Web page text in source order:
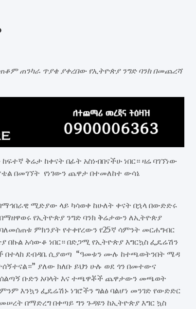
ጠንካራ ጥያቄ ያቀረበው የኢትዮጵያ ንግድ ባንክ በመጨረሻ
ቅሬታ ከቀናት በፊት አስነብበናችሁ ነበር። ዛሬ ባገኘነው
በመገኘት የነገውን ጨዋታ በተመለከተ ውሳኔ
ሚድያው ላይ ካሳወቀ ከሁለት ቀናት በኋላ በውድድሩ
የኢትዮጵያ ንግድ ባንክ ቅሬታውን ለኢትዮጵያ
ምክንያት የተቀየረውን የ25ኛ ሳምንት መርሐግብር
አሳውቆ ነበር። በድጋሚ የኢትዮጵያ እግርኳስ ፌዴሬሽን
በተላከ ደብዳቤ ሲያወጣ “ዓመቱን ሙሉ ከተጫወትንበት ሜዳ
ያለው ክለቡ ይህን ሁሉ ወደ ጎን በመተውና
ቡድን አባላት እና ተጫዋቾች ጨዋታውን መጫወት
እንኳን ፌዴሬሽኑ ነገሮችን ግልፅ ባልሆነ መንገድ የውድድር
በማድረግ በቀጣይ ግን ጉዳዩን ከኢትዮጵያ እግር ኳስ